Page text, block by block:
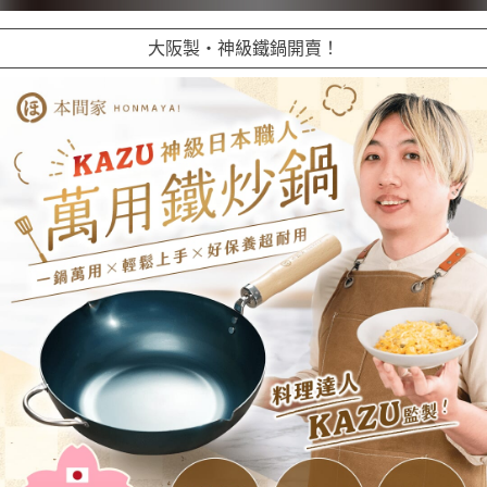
大阪製・神級鐵鍋開賣！